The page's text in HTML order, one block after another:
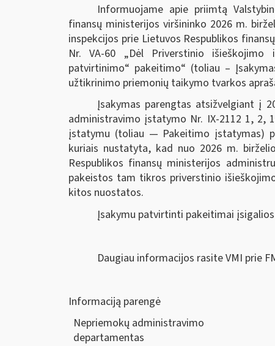
Informuojame apie priimtą
finansų ministerijos viršininko 2026 m.
inspekcijos prie Lietuvos Respublikos
Nr. VA-60 „Dėl Priverstinio
patvirtinimo“ pakeitimo“ (toliau –
užtikrinimo priemonių taikymo tvarkos
Įsakymas parengtas atsižvelgiant į
administravimo įstatymo Nr. IX-2112 1, 2,
įstatymu (toliau — Pakeitimo įstatymas)
kuriais nustatyta, kad nuo 2026 m.
Respublikos finansų ministerijos
pakeistos tam tikros priverstinio
kitos nuostatos.
Įsakymu patvirtinti pakeitimai
Daugiau informacijos rasite VMI prie
Informaciją parengė
Nepriemokų administravimo